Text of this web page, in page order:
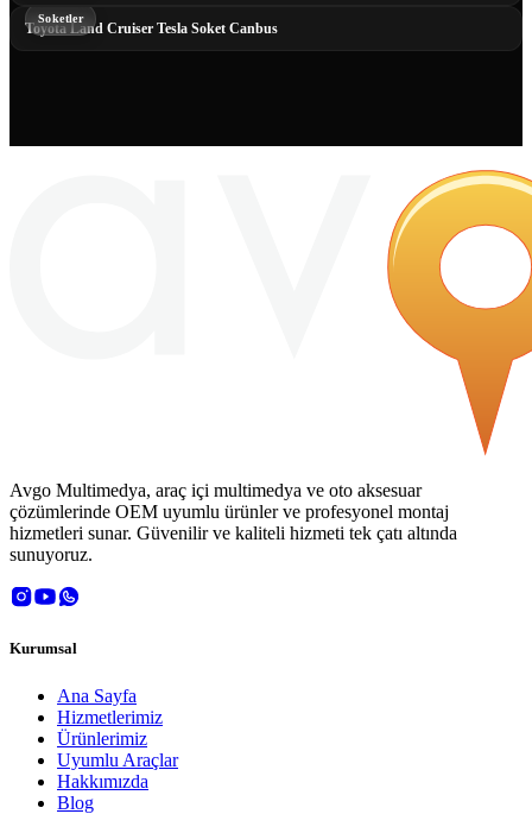
Toyota Land Cruiser Tesla Soket Canbus
Soketler
Avgo Multimedya, araç içi multimedya ve oto aksesuar
çözümlerinde OEM uyumlu ürünler ve profesyonel montaj
hizmetleri sunar. Güvenilir ve kaliteli hizmeti tek çatı altında
sunuyoruz.
Kurumsal
Ana Sayfa
Hizmetlerimiz
Ürünlerimiz
Uyumlu Araçlar
Hakkımızda
Blog